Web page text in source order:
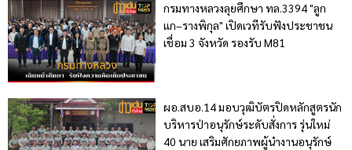
กรมทางหลวงลุยศึกษา ทล.3394 "ลูก
แก–รางพิกุล" เปิดเวทีรับฟังประชาชน
เชื่อม 3 จังหวัด รองรับ M81
ผอ.สบอ.14 มอบวุฒิบัตรปิดหลักสูตรนัก
บริหารป่าอนุรักษ์ระดับสั่งการ รุ่นใหม่
40 นาย เสริมศักยภาพผู้นำงานอนุรักษ์